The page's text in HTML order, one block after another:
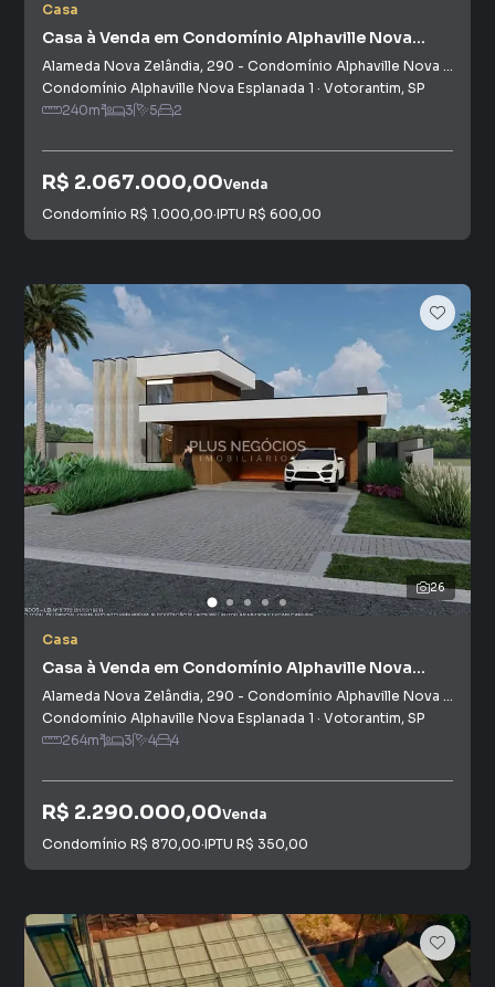
Casa
Casa à Venda em Condomínio Alphaville Nova
Esplanada I
Alameda Nova Zelândia, 290 - Condomínio Alphaville Nova Esplanada I
Condomínio Alphaville Nova Esplanada 1 · Votorantim, SP
240m² 3 5 2
R$ 2.067.000,00Venda
Condomínio R$ 1.000,00·IPTU R$ 600,00
26
Casa
Casa à Venda em Condomínio Alphaville Nova
Esplanada I
Alameda Nova Zelândia, 290 - Condomínio Alphaville Nova Esplanada I
Condomínio Alphaville Nova Esplanada 1 · Votorantim, SP
264m² 3 4 4
R$ 2.290.000,00Venda
Condomínio R$ 870,00·IPTU R$ 350,00